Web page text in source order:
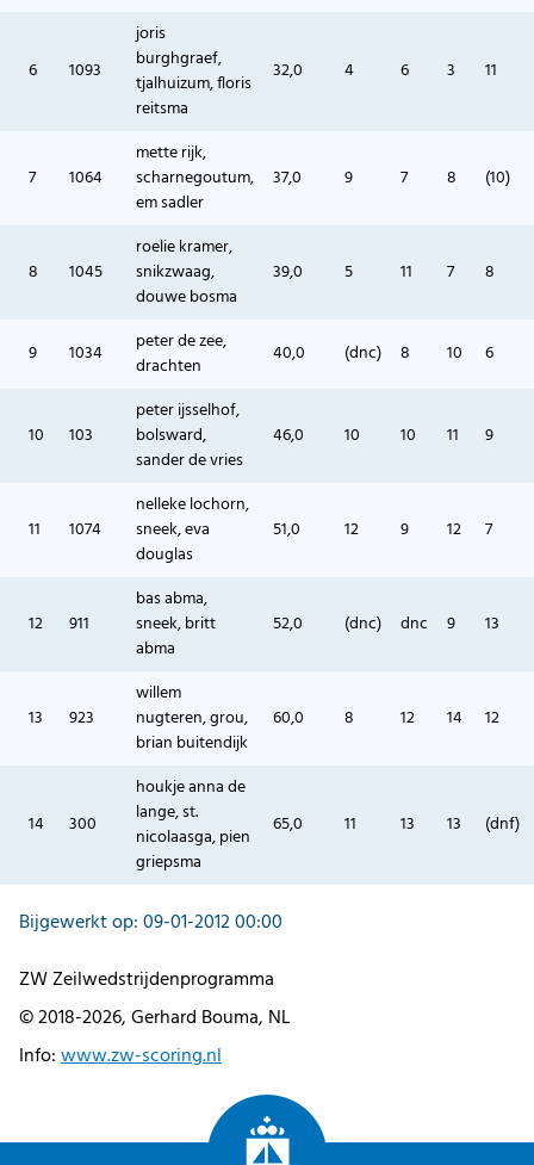
6 1093
joris
burghgraef,
tjalhuizum, floris
reitsma
32,0 4 6 3 11
7 1064
mette rijk,
scharnegoutum,
em sadler
37,0 9 7 8 (10)
8 1045
roelie kramer,
snikzwaag,
douwe bosma
39,0 5 11 7 8
9 1034
peter de zee,
drachten
40,0 (dnc) 8 10 6
10 103
peter ijsselhof,
bolsward,
sander de vries
46,0 10 10 11 9
11 1074
nelleke lochorn,
sneek, eva
douglas
51,0 12 9 12 7
12 911
bas abma,
sneek, britt
abma
52,0 (dnc) dnc 9 13
13 923
willem
nugteren, grou,
brian buitendijk
60,0 8 12 14 12
14 300
houkje anna de
lange, st.
nicolaasga, pien
griepsma
65,0 11 13 13 (dnf)
Bijgewerkt op: 09-01-2012 00:00
ZW Zeilwedstrijdenprogramma
© 2018-2026, Gerhard Bouma, NL
Info:www.zw-scoring.nl